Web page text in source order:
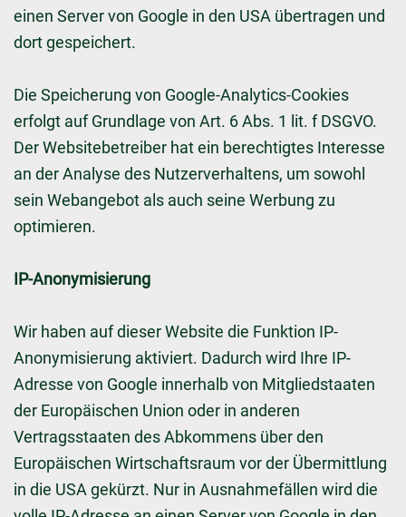
einen Server von Google in den USA übertragen und
dort gespeichert.
Die Speicherung von Google-Analytics-Cookies
erfolgt auf Grundlage von Art. 6 Abs. 1 lit. f DSGVO.
Der Websitebetreiber hat ein berechtigtes Interesse
an der Analyse des Nutzerverhaltens, um sowohl
sein Webangebot als auch seine Werbung zu
optimieren.
IP-Anonymisierung
Wir haben auf dieser Website die Funktion IP-
Anonymisierung aktiviert. Dadurch wird Ihre IP-
Adresse von Google innerhalb von Mitgliedstaaten
der Europäischen Union oder in anderen
Vertragsstaaten des Abkommens über den
Europäischen Wirtschaftsraum vor der Übermittlung
in die USA gekürzt. Nur in Ausnahmefällen wird die